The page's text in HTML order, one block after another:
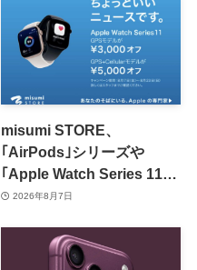
misumi STORE、
｢AirPods｣シリーズや
｢Apple Watch Series 11｣
のセールを開催中
2026年8月7日